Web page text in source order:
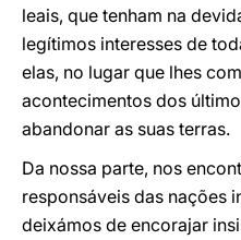
leais, que tenham na
legítimos interesses de
elas, no lugar que lhes
acontecimentos dos
abandonar as suas terras.
Da nossa parte, nos
responsáveis das nações
deixámos de encorajar